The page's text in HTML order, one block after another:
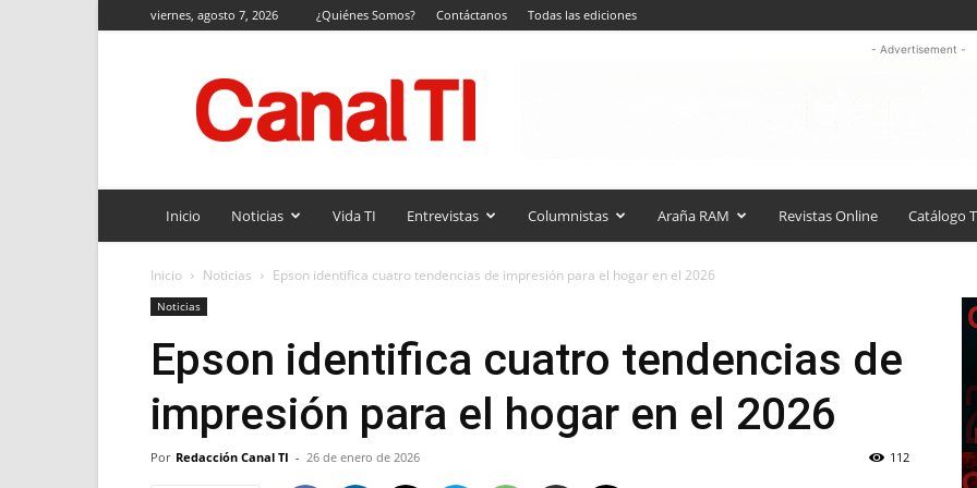
viernes, agosto 7, 2026 ¿Quiénes Somos? Contáctanos Todas las ediciones
TI
- Advertisement -
Inicio Noticias Vida TI Entrevistas Columnistas Araña RAM Revistas Online Catálogo
Inicio Noticias Epson identifica cuatro tendencias de impresión para el hogar en el 2026
Noticias
Epson identifica cuatro tendencias de
impresión para el hogar en el 2026
Por Redacción Canal TI - 26 de enero de 2026 112